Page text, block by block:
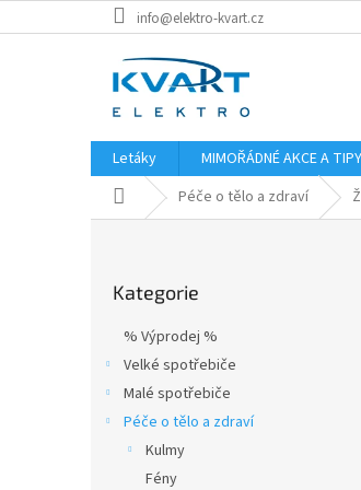
na
info@elektro-kvart.cz
Letáky MIMOŘÁDNÉ AKCE A TIPY
Domů Péče o tělo a zdraví
kategorie
Kategorie
% Výprodej %
Velké spotřebiče
Malé spotřebiče
Péče o tělo a zdraví
Kulmy
Fény